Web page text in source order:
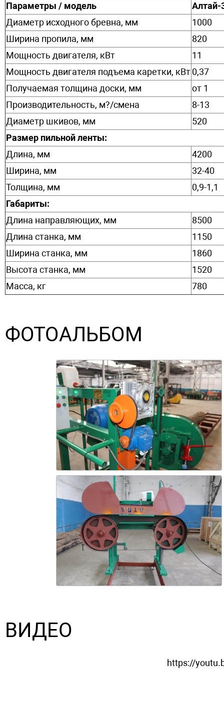
Параметры / модель
Алтай-
Диаметр исходного бревна, мм
1000
Ширина пропила, мм
820
Мощность двигателя, кВт
11
Мощность двигателя подъема каретки, кВт0,37
Получаемая толщина доски, мм
от 1
Производительность, м?/смена
8-13
Диаметр шкивов, мм
520
Размер пильной ленты:
Длина, мм
4200
Ширина, мм
32-40
Толщина, мм
0,9-1,1
Габариты:
Длина направляющих, мм
8500
Длина станка, мм
1150
Ширина станка, мм
1860
Высота станка, мм
1520
Масса, кг
780
ФОТОАЛЬБОМ
ВИДЕО
https://